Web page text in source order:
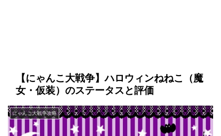
【にゃんこ大戦争】ハロウィンねねこ（魔
女・仮装）のステータスと評価
にゃんこ大戦争攻略